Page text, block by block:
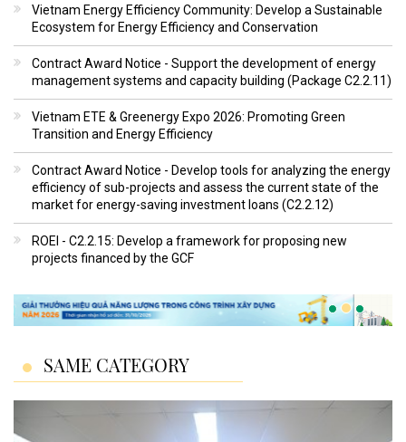
Vietnam Energy Efficiency Community: Develop a Sustainable
Ecosystem for Energy Efficiency and Conservation
Contract Award Notice - Support the development of energy
management systems and capacity building (Package C2.2.11)
Vietnam ETE & Greenergy Expo 2026: Promoting Green
Transition and Energy Efficiency
Contract Award Notice - Develop tools for analyzing the energy
efficiency of sub-projects and assess the current state of the
market for energy-saving investment loans (C2.2.12)
ROEI - C2.2.15: Develop a framework for proposing new
projects financed by the GCF
SAME CATEGORY